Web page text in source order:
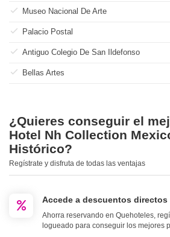
Museo Nacional De Arte
Palacio Postal
Antiguo Colegio De San Ildefonso
Bellas Artes
¿Quieres conseguir el
Hotel Nh Collection
Histórico?
Regístrate y disfruta de todas las ventajas
Accede a descuentos directos
Ahorra reservando en Quehoteles,
logueado para conseguir los mejores